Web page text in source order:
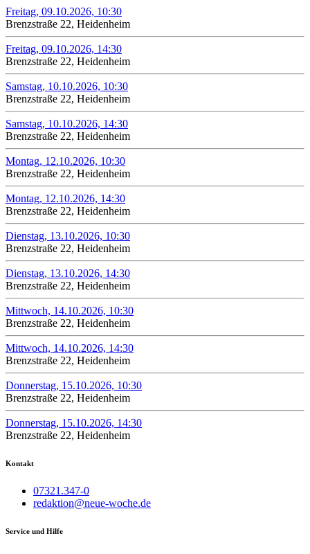
Freitag, 09.10.2026, 10:30
Brenzstraße 22, Heidenheim
Freitag, 09.10.2026, 14:30
Brenzstraße 22, Heidenheim
Samstag, 10.10.2026, 10:30
Brenzstraße 22, Heidenheim
Samstag, 10.10.2026, 14:30
Brenzstraße 22, Heidenheim
Montag, 12.10.2026, 10:30
Brenzstraße 22, Heidenheim
Montag, 12.10.2026, 14:30
Brenzstraße 22, Heidenheim
Dienstag, 13.10.2026, 10:30
Brenzstraße 22, Heidenheim
Dienstag, 13.10.2026, 14:30
Brenzstraße 22, Heidenheim
Mittwoch, 14.10.2026, 10:30
Brenzstraße 22, Heidenheim
Mittwoch, 14.10.2026, 14:30
Brenzstraße 22, Heidenheim
Donnerstag, 15.10.2026, 10:30
Brenzstraße 22, Heidenheim
Donnerstag, 15.10.2026, 14:30
Brenzstraße 22, Heidenheim
Kontakt
07321.347-0
redaktion@neue-woche.de
Service und Hilfe